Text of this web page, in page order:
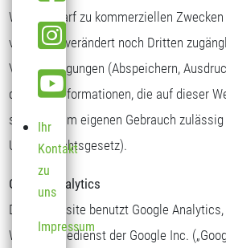
Ihr
Kontakt
zu
uns
Impressum
Website darf zu kommerziellen
verbreitet, verändert noch Dritten
Vervielfältigungen (Abspeichern,
dgl.) von Informationen, die auf dieser
sind nur zum eigenen Gebrauch
Urheberrechtsgesetz).
Google Analytics
Diese Website benutzt Google
Webanalysedienst der Google Inc.